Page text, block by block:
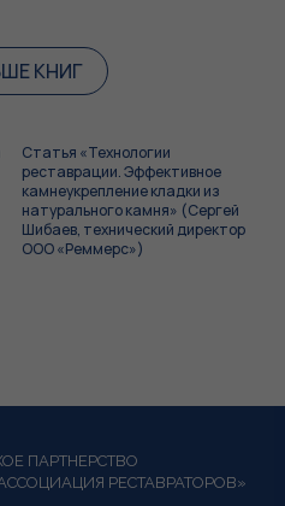
КНИГ
Статья «Технологии
реставрации. Эффективное
камнеукрепление кладки из
натурального камня» (Сергей
Шибаев, технический директор
ООО «Реммерс»)
ПАРТНЕРСТВО
РЕСТАВРАТОРОВ»